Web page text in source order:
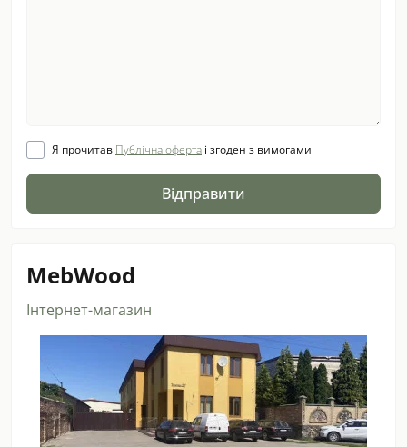
MebWood
Інтернет-магазин
Я прочитав Публічна оферта і згоден з вимогами
Відправити